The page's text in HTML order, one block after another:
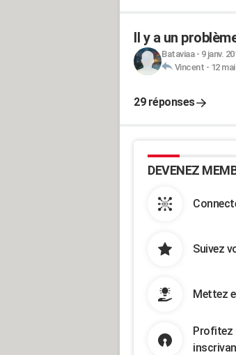
Il y a un
Bataviaa- 9 janv.
Vincent - 12
29 réponses
DEVENEZ
Suivez
Mettez
Profitez